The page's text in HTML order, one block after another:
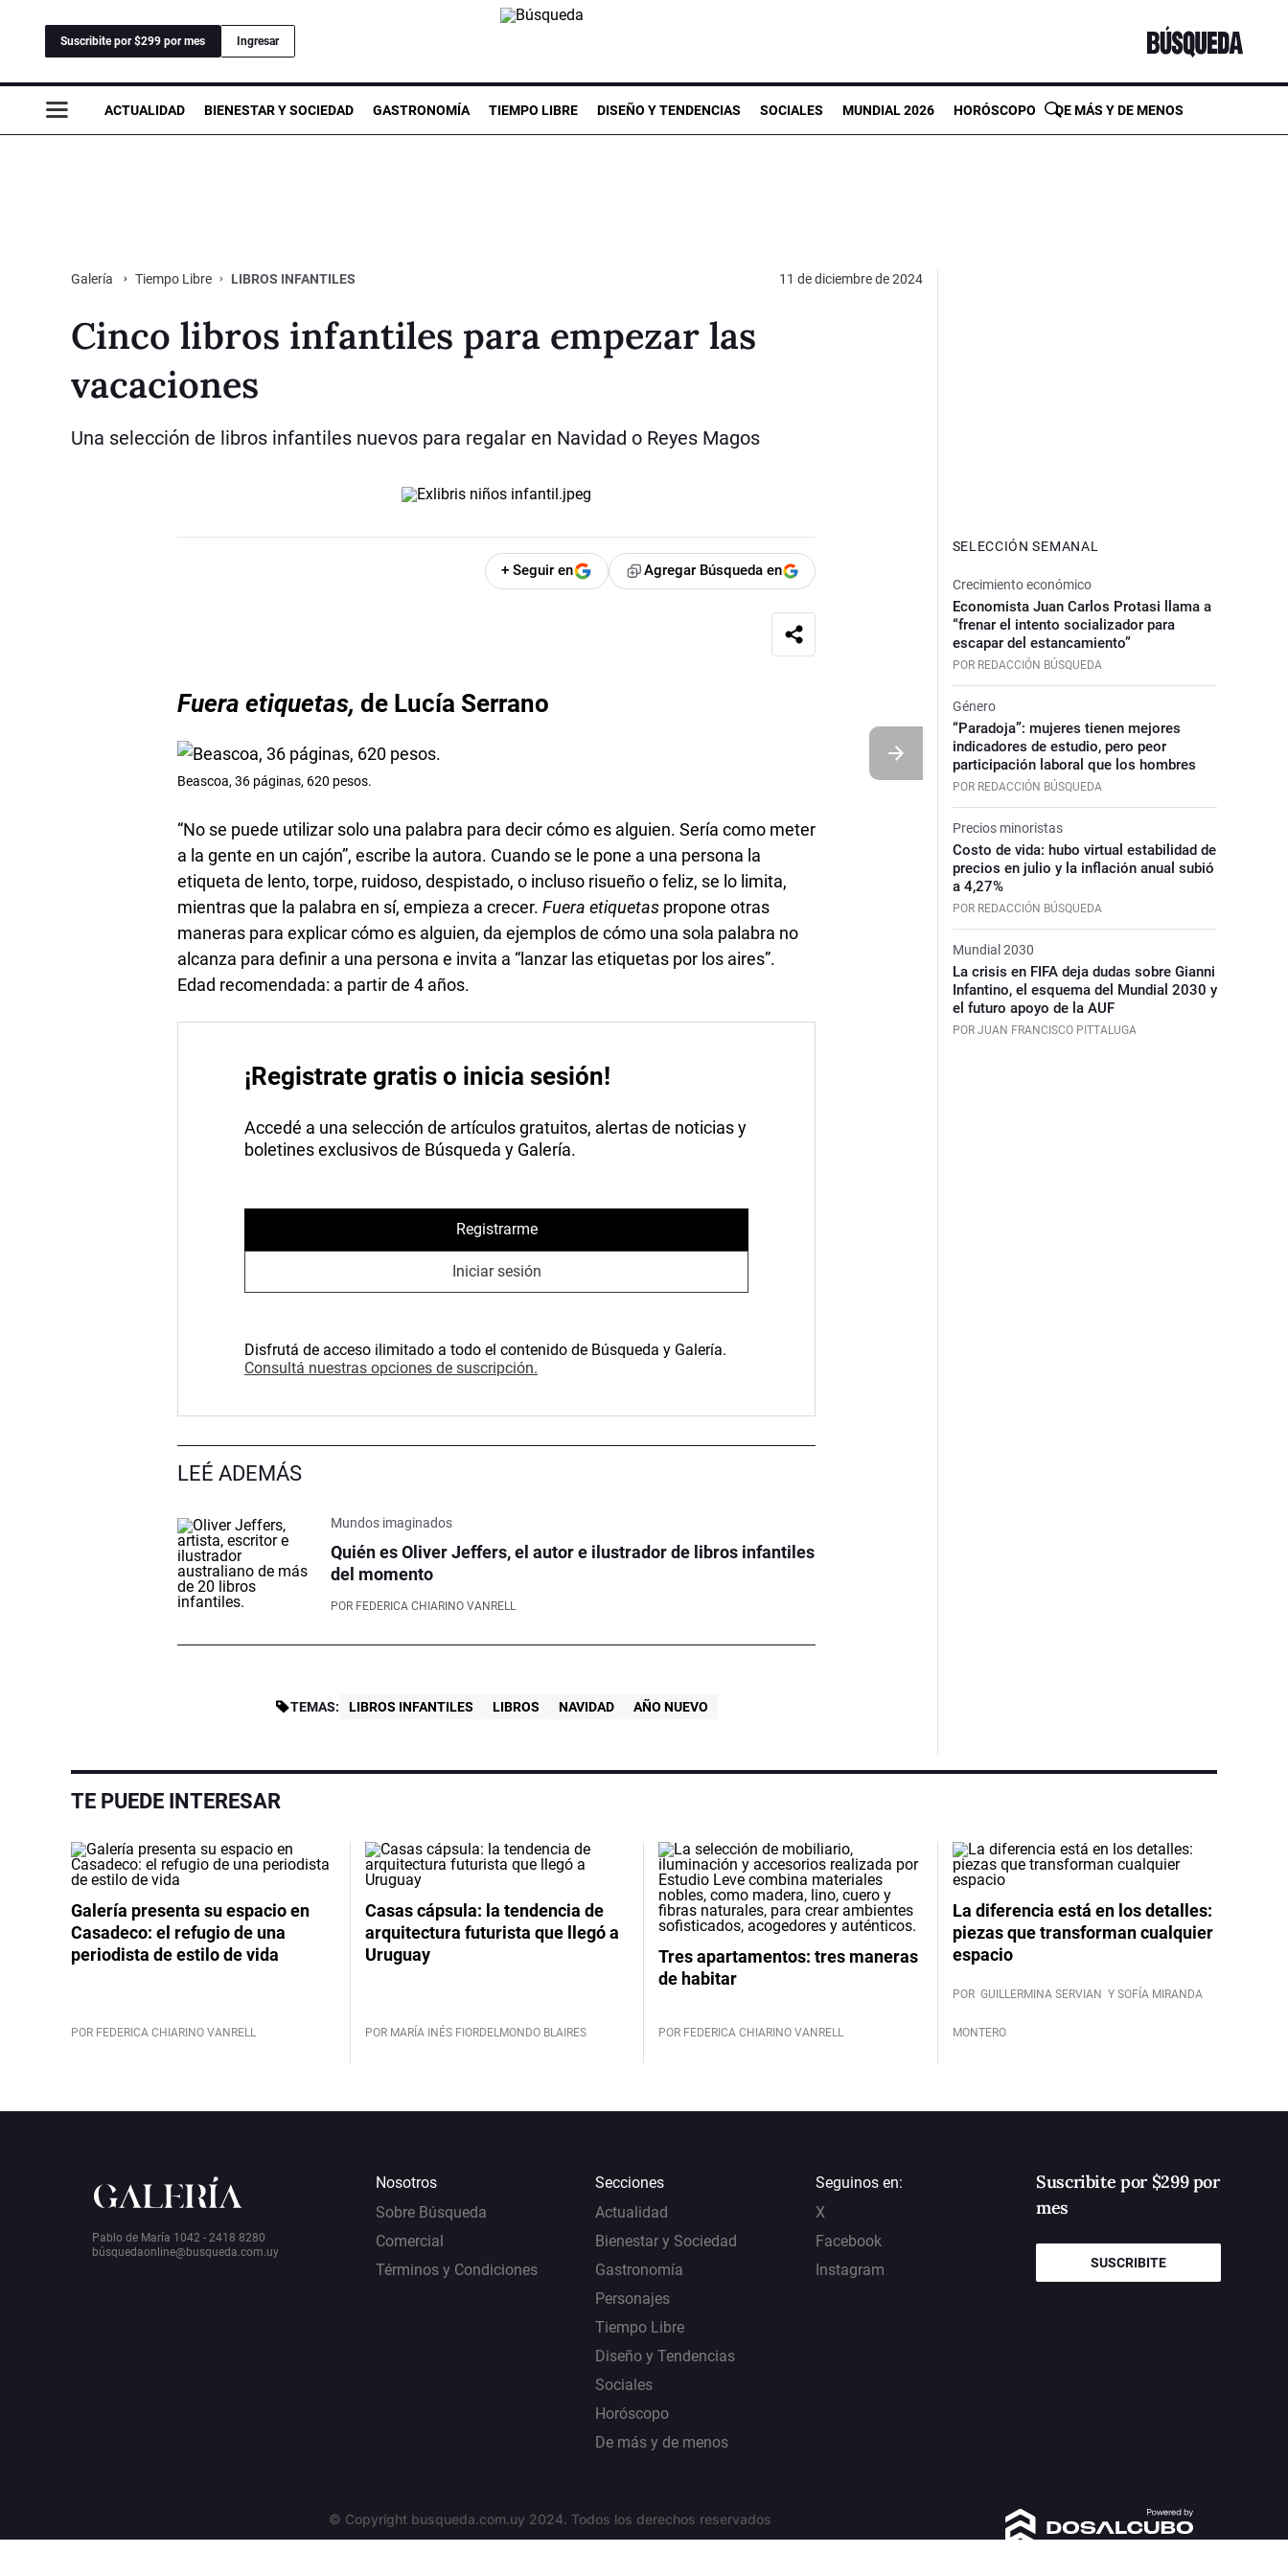
Suscribite por $299 por mes Ingresar
ACTUALIDAD BIENESTAR Y SOCIEDAD GASTRONOMÍA TIEMPO LIBRE DISEÑO Y TENDENCIAS SOCIALES MUNDIAL 2026 HORÓSCOPO DE MÁS Y DE MENOS
Galería Tiempo Libre LIBROS INFANTILES 11 de diciembre de 2024
Cinco libros infantiles para empezar las
vacaciones
Una selección de libros infantiles nuevos para regalar en Navidad o Reyes Magos
+ Seguir en Agregar Búsqueda en
Fuera etiquetas,de Lucía Serrano
Beascoa, 36 páginas, 620 pesos.
“No se puede utilizar solo una palabra para decir cómo es alguien. Sería como meter
a la gente en un cajón”, escribe la autora. Cuando se le pone a una persona la
etiqueta de lento, torpe, ruidoso, despistado, o incluso risueño o feliz, se lo limita,
mientras que la palabra en sí, empieza a crecer.Fuera etiquetas propone otras
maneras para explicar cómo es alguien, da ejemplos de cómo una sola palabra no
alcanza para definir a una persona e invita a “lanzar las etiquetas por los aires”.
Edad recomendada: a partir de 4 años.
¡Registrate gratis o inicia sesión!
Accedé a una selección de artículos gratuitos, alertas de noticias y
boletines exclusivos de Búsqueda y Galería.
Registrarme
Iniciar sesión
Disfrutá de acceso ilimitado a todo el contenido de Búsqueda y Galería.
Consultá nuestras opciones de suscripción.
LEÉ ADEMÁS
Mundos imaginados
Quién es Oliver Jeffers, el autor e ilustrador de libros infantiles
del momento
POR FEDERICA CHIARINO VANRELL
TEMAS: LIBROS INFANTILES LIBROS NAVIDAD AÑO NUEVO
SELECCIÓN SEMANAL
Crecimiento económico
Economista Juan Carlos Protasi llama a
“frenar el intento socializador para
escapar del estancamiento”
POR REDACCIÓN BÚSQUEDA
Género
“Paradoja”: mujeres tienen mejores
indicadores de estudio, pero peor
participación laboral que los hombres
POR REDACCIÓN BÚSQUEDA
Precios minoristas
Costo de vida: hubo virtual estabilidad de
precios en julio y la inflación anual subió
a 4,27%
POR REDACCIÓN BÚSQUEDA
Mundial 2030
La crisis en FIFA deja dudas sobre Gianni
Infantino, el esquema del Mundial 2030 y
el futuro apoyo de la AUF
POR JUAN FRANCISCO PITTALUGA
TE PUEDE INTERESAR
Galería presenta su espacio en
Casadeco: el refugio de una
periodista de estilo de vida
POR FEDERICA CHIARINO VANRELL
Casas cápsula: la tendencia de
arquitectura futurista que llegó a
Uruguay
POR MARÍA INÉS FIORDELMONDO BLAIRES
Tres apartamentos: tres maneras
de habitar
POR FEDERICA CHIARINO VANRELL
La diferencia está en los detalles:
piezas que transforman cualquier
espacio
POR GUILLERMINA SERVIAN Y SOFÍA MIRANDA
MONTERO
Pablo de María 1042 - 2418 8280
búsquedaonline@busqueda.com.uy
Nosotros
Sobre Búsqueda
Comercial
Términos y Condiciones
Secciones
Actualidad
Bienestar y Sociedad
Gastronomía
Personajes
Tiempo Libre
Diseño y Tendencias
Sociales
Horóscopo
De más y de menos
Seguinos en:
X
Facebook
Instagram
Suscribite por $299 por
mes
SUSCRIBITE
© Copyright busqueda.com.uy 2024. Todos los derechos reservados